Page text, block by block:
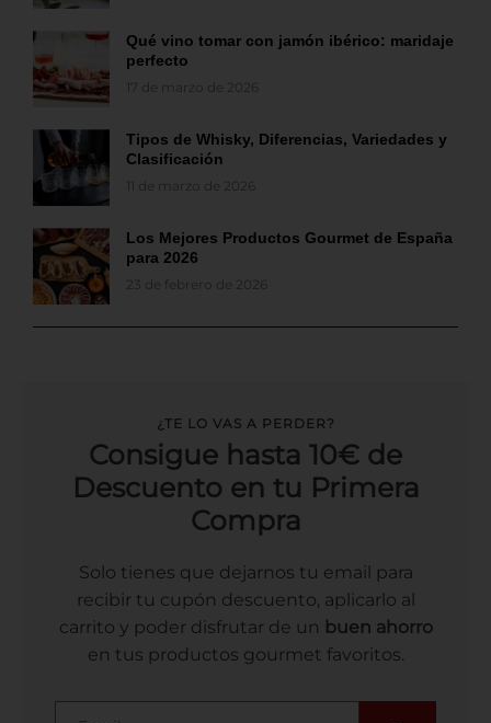
Qué vino tomar con jamón ibérico: maridaje
perfecto
17 de marzo de 2026
Tipos de Whisky, Diferencias, Variedades y
Clasificación
11 de marzo de 2026
Los Mejores Productos Gourmet de España
para 2026
23 de febrero de 2026
¿TE LO VAS A PERDER?
Consigue hasta 10€ de
Descuento en tu Primera
Compra
Solo tienes que dejarnos tu email para
recibir tu cupón descuento, aplicarlo al
carrito y poder disfrutar de un buen ahorro
en tus productos gourmet favoritos.